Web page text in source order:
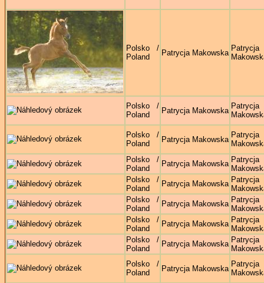
Polsko /
Poland
Patrycja Makowska
Patrycja
Polsko /
Poland
Patrycja Makowska
Patrycja
Polsko /
Poland
Patrycja Makowska
Patrycja
Polsko /
Poland
Patrycja Makowska Patrycja
Polsko /
Poland
Patrycja Makowska Patrycja
Polsko /
Poland
Patrycja Makowska Patrycja
Polsko /
Poland
Patrycja Makowska Patrycja
Polsko /
Poland
Patrycja Makowska Patrycja
Polsko /
Poland
Patrycja Makowska
Patrycja